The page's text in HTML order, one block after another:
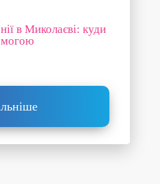
в Миколаєві: куди